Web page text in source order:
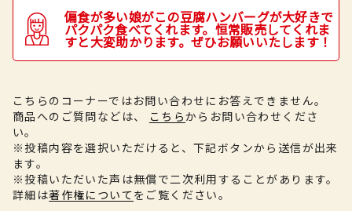
偏食が多い娘がこの豆腐ハンバーグが大好きで
パクパク食べてくれます。恒常販売してくれま
すと大変助かります。ぜひお願いいたします！
こちらのコーナーではお問い合わせにお答えできません。
商品へのご質問などは、
こちらからお問い合わせくださ
い。
※投稿内容を選択いただけると、下記ボタンから送信が出来
ます。
※投稿いただいた声は無償で二次利用することがあります。
詳細は著作権について をご覧ください。